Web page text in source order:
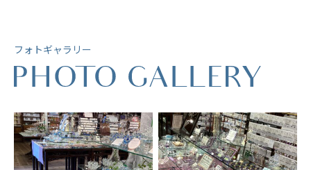
フォトギャラリー